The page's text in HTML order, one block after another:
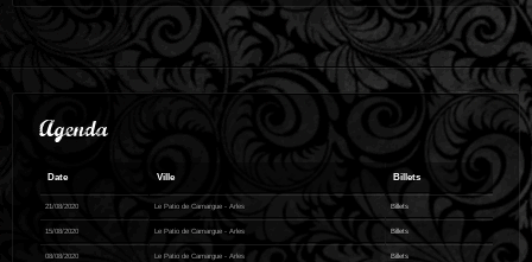
Agenda
Date Ville Billets
21/08/2020 Le Patio de Camargue - Arles Billets
15/08/2020 Le Patio de Camargue - Arles Billets
08/08/2020 Le Patio de Camargue - Arles Billets